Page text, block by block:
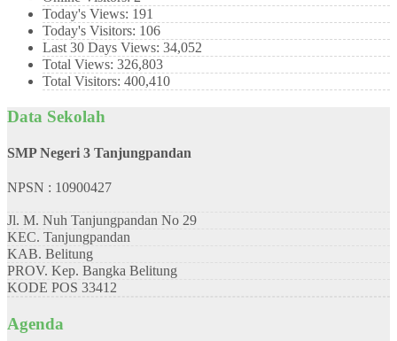
Today's Views: 191
Today's Visitors: 106
Last 30 Days Views: 34,052
Total Views: 326,803
Total Visitors: 400,410
Data Sekolah
SMP Negeri 3 Tanjungpandan
NPSN : 10900427
Jl. M. Nuh Tanjungpandan No 29
KEC. Tanjungpandan
KAB. Belitung
PROV. Kep. Bangka Belitung
KODE POS 33412
Agenda